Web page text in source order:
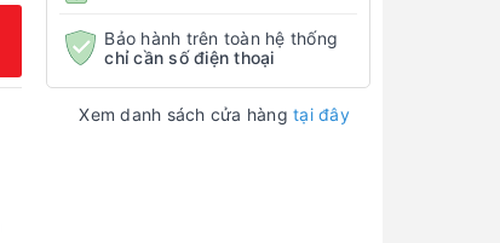
Bảo hành trên toàn hệ thống
chỉ cần số điện thoại
Xem danh sách cửa hàngtại đây